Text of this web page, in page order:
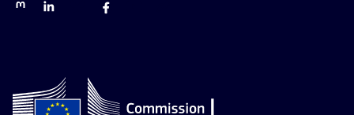
MastodonLinkedInBlueskyFacebook